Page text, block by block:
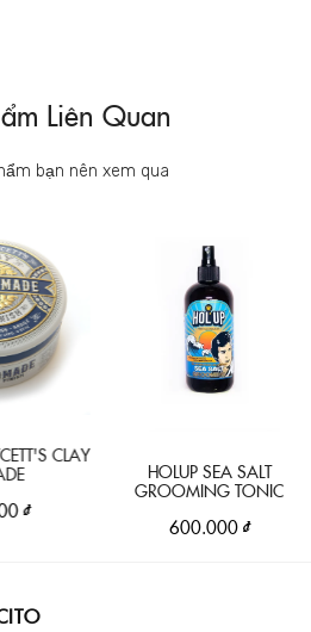
Liên Quan
bạn nên xem qua
CLAY
HOLUP SEA SALT
GROOMING TONIC
600.000 ₫